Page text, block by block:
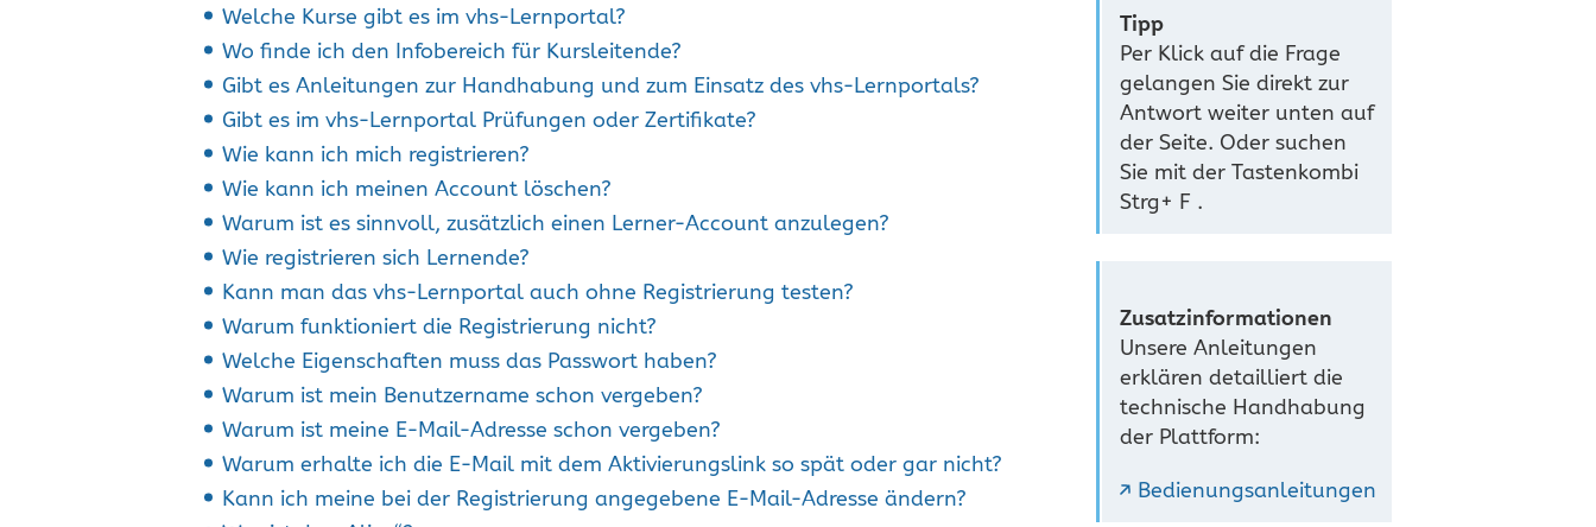
Tipp
Per Klick auf die Frage
gelangen Sie direkt zur
Antwort weiter unten auf
der Seite. Oder suchen
Sie mit der Tastenkombi
Strg+ F .
Zusatzinformationen
Unsere Anleitungen
erklären detailliert die
technische Handhabung
der Plattform:
Bedienungsanleitungen
Welche Kurse gibt es im vhs-Lernportal?
Wo finde ich den Infobereich für Kursleitende?
Gibt es Anleitungen zur Handhabung und zum Einsatz des vhs-Lernportals?
Gibt es im vhs-Lernportal Prüfungen oder Zertifikate?
Wie kann ich mich registrieren?
Wie kann ich meinen Account löschen?
Warum ist es sinnvoll, zusätzlich einen Lerner-Account anzulegen?
Wie registrieren sich Lernende?
Kann man das vhs-Lernportal auch ohne Registrierung testen?
Warum funktioniert die Registrierung nicht?
Welche Eigenschaften muss das Passwort haben?
Warum ist mein Benutzername schon vergeben?
Warum ist meine E-Mail-Adresse schon vergeben?
Warum erhalte ich die E-Mail mit dem Aktivierungslink so spät oder gar nicht?
Kann ich meine bei der Registrierung angegebene E-Mail-Adresse ändern?